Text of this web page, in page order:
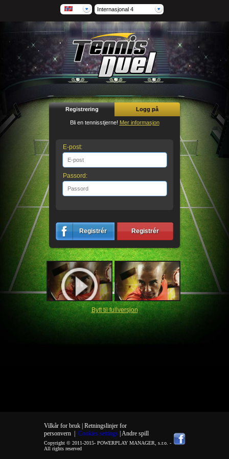
Internasjonal 4
Registrering Logg på
Bli en tennisstjerne! Mer informasjon
E-post:
Passord:
Registrér Registrér
Bytt til fullversjon
Vilkår for bruk | Retningslinjer for
personvern| Cookies settings | Andre spill
Copyright © 2011-2015- POWERPLAY MANAGER, s.r.o. -
All rights reserved